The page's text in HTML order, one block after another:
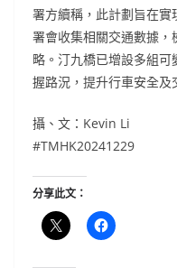
署方續稱，此計劃旨在
署會收集相關交通數據
略。汀九橋已增設多組
握路況，提升行車安全及
攝、文：Kevin Li
#TMHK20241229
分享此文：